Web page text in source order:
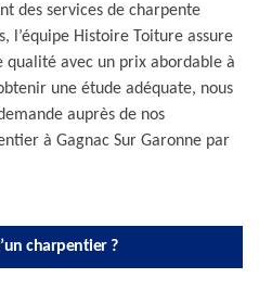
des services de charpente
l’équipe Histoire Toiture assure
qualité avec un prix abordable à
une étude adéquate, nous
auprès de nos
à Gagnac Sur Garonne par
charpentier ?